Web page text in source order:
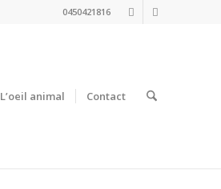
0450421816
L’oeil animal Contact